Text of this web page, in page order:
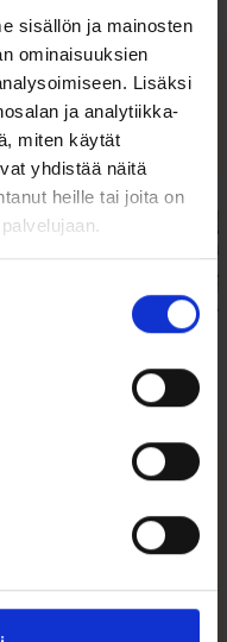
sisällön ja mainosten
ominaisuuksien
Lisäksi
ja analytiikka-
miten käytät
yhdistää näitä
heille tai joita on
€panssarikaulaketju
pituus 50cm.